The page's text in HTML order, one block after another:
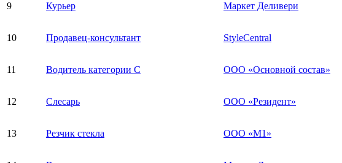
9 Курьер Маркет Деливери
10 Продавец-консультант StyleCentral
11 Водитель категории С ООО «Основной состав»
12 Слесарь ООО «Резидент»
13 Резчик стекла ООО «М1»